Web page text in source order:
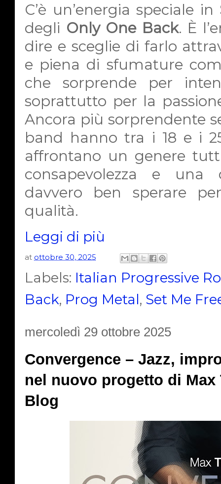
C’è un’energia speciale in
degli Only One Back. È
dire e sceglie di farlo
e piena di sfumature
che sorprende per
soprattutto per la
Ancora più sorprendente
band hanno tra i 18 e i
affrontano un genere
consapevolezza e una
davvero ben sperare
qualità.
Leggi di più
at ottobre 30, 2025
Labels: Italian Progressive
Back, Prog Metal, Set Me
mercoledì 29 ottobre 2025
Convergence – Jazz,
nel nuovo progetto di
Blog